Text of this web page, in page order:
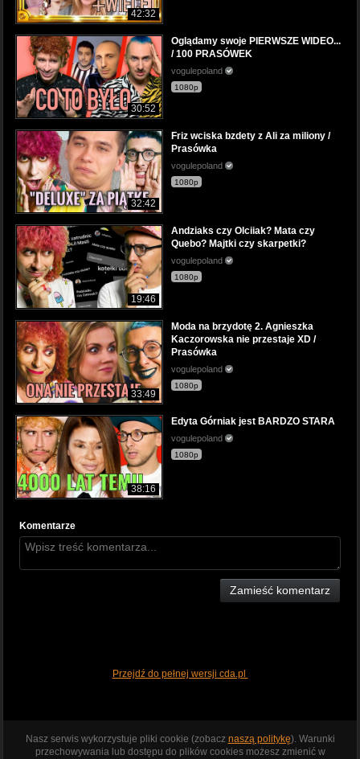
42:32
30:52
Oglądamy swoje PIERWSZE WIDEO...
/ 100 PRASÓWEK
vogulepoland
1080p
32:42
Friz wciska bzdety z Ali za miliony /
Prasówka
vogulepoland
1080p
19:46
Andziaks czy Olciiak? Mata czy
Quebo? Majtki czy skarpetki?
vogulepoland
1080p
33:49
Moda na brzydotę 2. Agnieszka
Kaczorowska nie przestaje XD /
Prasówka
vogulepoland
1080p
38:16
Edyta Górniak jest BARDZO STARA
vogulepoland
1080p
Komentarze
Zamieść komentarz
Przejdź do pełnej wersji cda.pl
Nasz serwis wykorzystuje pliki cookie (zobacz naszą politykę). Warunki
przechowywania lub dostępu do plików cookies możesz zmienić w